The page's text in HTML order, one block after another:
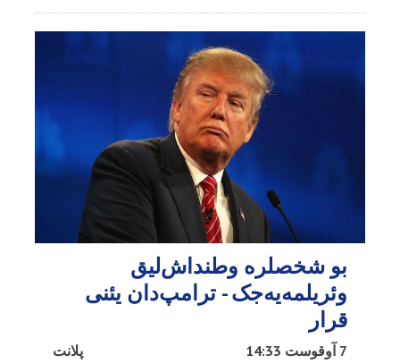
بو شخصلره وطنداش‌لیق
وئریلمه‌یه‌جک - ترامپ‌دان یئنی
قرار
پلانت 7 آوقوست 14:33